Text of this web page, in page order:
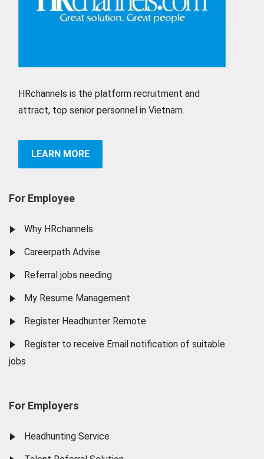
HRchannels is the platform recruitment and
attract, top senior personnel in Vietnam.
LEARN MORE
For Employee
Why HRchannels
Careerpath Advise
Referral jobs needing
My Resume Management
Register Headhunter Remote
Register to receive Email notification of suitable
jobs
For Employers
Headhunting Service